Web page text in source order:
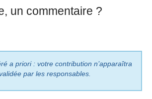
un commentaire ?
a priori : votre contribution n’apparaîtra
par les responsables.